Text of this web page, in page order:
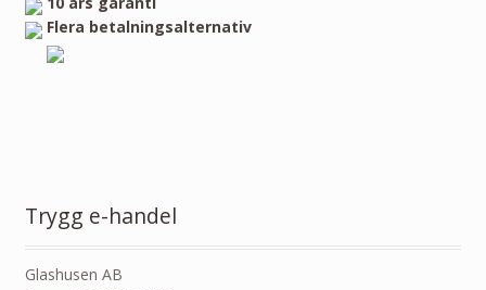
Flera betalningsalternativ
Trygg e-handel
Glashusen AB